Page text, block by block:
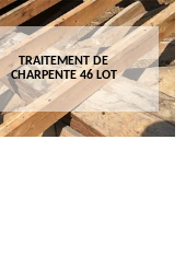
TRAITEMENT DE
CHARPENTE 46 LOT